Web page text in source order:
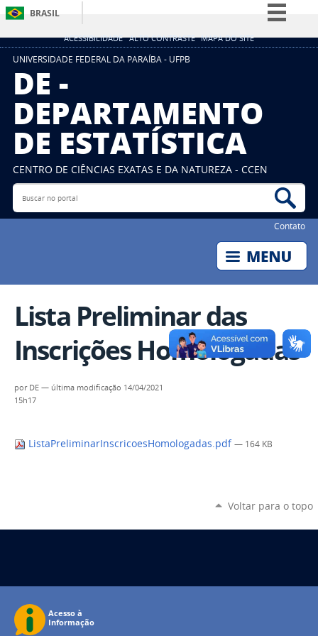
ACESSIBILIDADE ALTO CONTRASTE MAPA DO SITE
BRASIL
Simplifique!
Acesso à informação
Legislação
Canais
UNIVERSIDADE FEDERAL DA PARAÍBA - UFPB
DE -
DEPARTAMENTO
DE ESTATÍSTICA
CENTRO DE CIÊNCIAS EXATAS E DA NATUREZA - CCEN
Buscar no portal
Contato
Lista Preliminar das
Inscrições Homologadas
por DE — última modificação 14/04/2021
15h17
ListaPreliminarInscricoesHomologadas.pdf — 164 KB
Voltar para o topo